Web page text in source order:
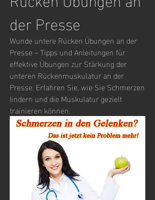
der Presse
Wunde untere Rücken Übungen an der
Presse – Tipps und Anleitungen für
effektive Übungen zur Stärkung der
unteren Rückenmuskulatur an der
Presse. Erfahren Sie, wie Sie Schmerzen
lindern und die Muskulatur gezielt
trainieren können.